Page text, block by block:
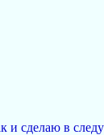
и сделаю в